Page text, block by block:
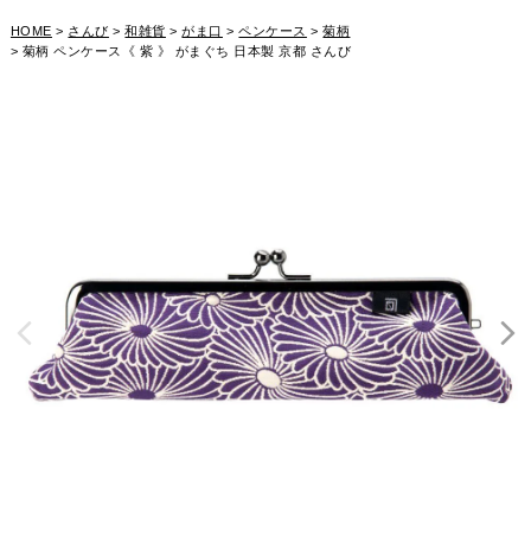
HOME さんび 和雑貨 がま口 ペンケース
菊柄
菊柄 ペンケース《 紫 》 がまぐち 日本製 京都 さんび